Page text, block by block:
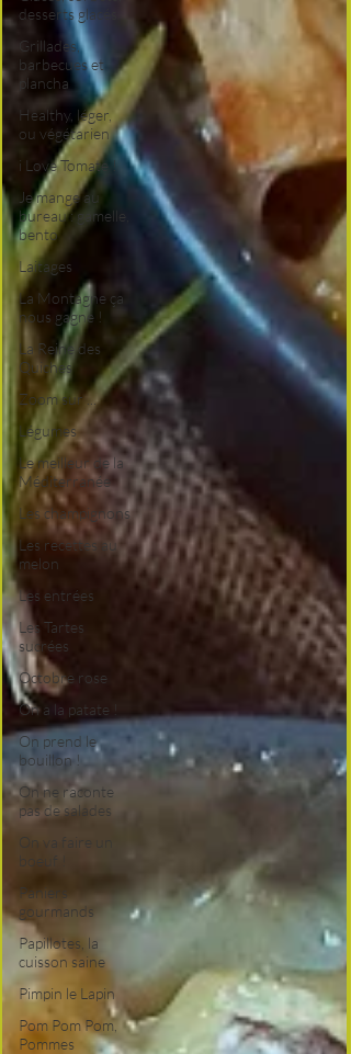
desserts glacés
Grillades,
barbecues et
plancha
Healthy, léger,
ou végétarien
i Love Tomate !
Je mange au
bureau : gamelle,
bento
Laitages
La Montagne ça
nous gagne !
La Reine des
Quiches
Zoom sur ...
Légumes
Le meilleur de la
Méditerranée
Les champignons
Les recettes au
melon
Les entrées
Les Tartes
sucrées
Octobre rose
On a la patate !
On prend le
bouillon !
On ne raconte
pas de salades
On va faire un
boeuf !
Paniers
gourmands
Papillotes, la
cuisson saine
Pimpin le Lapin
Pom Pom Pom,
Pommes